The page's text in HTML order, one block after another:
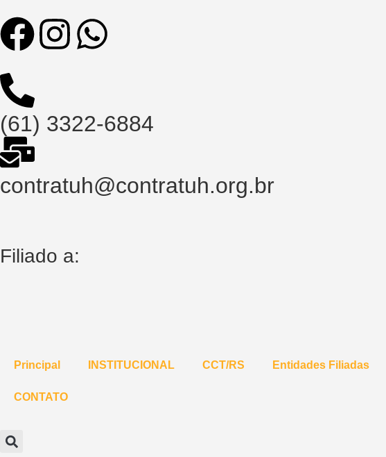
(61) 3322-6884
contratuh@contratuh.org.br
Filiado a:
Principal INSTITUCIONAL CCT/RS Entidades Filiadas
CONTATO